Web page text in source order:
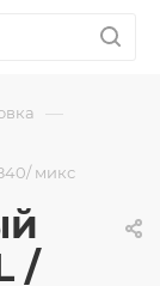
—
микс
/